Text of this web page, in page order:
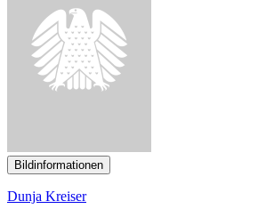
Bildinformationen
Dunja Kreiser